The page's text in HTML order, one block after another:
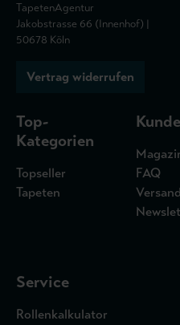
TapetenAgentur
Jakobstrasse 66 (Innenhof) |
50678 Köln
Vertrag widerrufen
Top-
Kategorien
Topseller
Tapeten
FAQ
Service
Rollenkalkulator